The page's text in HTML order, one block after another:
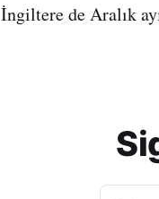
İngiltere de Aralık